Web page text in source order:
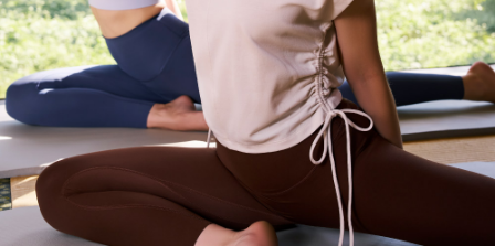
２．關於個人資料處理事宜，請瀏覽以下網址：
https://aftee.tw/terms/#terms3
３．未成年的使用者請事先徵得法定代理人或監護人之同意方可使用
「AFTEE先享後付」，若未經同意申辦者引起之損失，本公司不負相關責
任。
４．使用「AFTEE先享後付」時，將依據個別帳號之用戶狀況，依本公司即
時審查核予不同之上限額度；若仍有額度不足之情形，本公司將視審查結果
請求用戶進行身份認證。
５．嚴禁一人註冊多個帳號或使用他人資訊註冊。若發現惡意使用之情形，
恩沛科技股份有限公司將有權停止該用戶之使用額度並採取法律行動。
宅配
每筆NT$120，滿NT$2,500(含以上)免運費
宅配離島
每筆NT$120，滿NT$2,500(含以上)免運費
付款後門市自取
免運費
海外配送